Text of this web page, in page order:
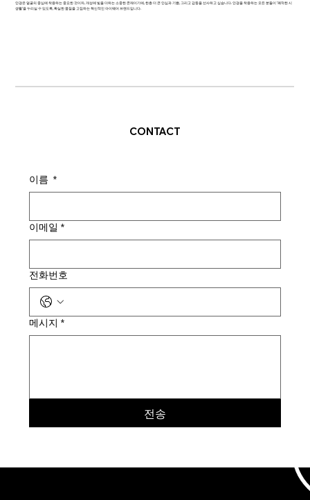
안경은 얼굴의 중심에 착용하는 중요한 것이자, 개성에 빛을 더하는 소중한 존재이기에, 한층 더 큰 안심과 기쁨, 그리고 감동을 선사하고 싶습니다. 안경을 착용하는 모든 분들이 '쾌적한 시
생활'을 누리실 수 있도록, 확실한 품질을 고집하는 혁신적인 아이웨어 브랜드입니다.
CONTACT
이름 *
이메일 *
전화번호
메시지 *
전송